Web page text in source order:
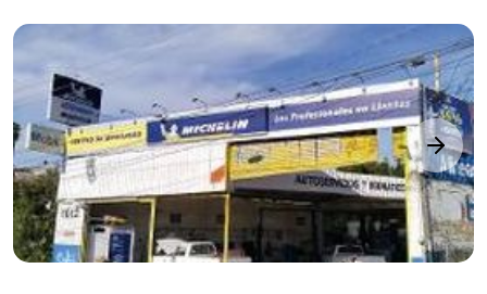
next